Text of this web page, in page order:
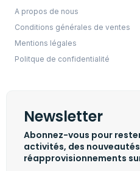
A propos de nous
Conditions générales de ventes
Mentions légales
Politque de confidentialité
Newsletter
Abonnez-vous pour
activités, des
réapprovisionnements